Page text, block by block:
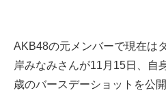
AKB48の元メンバーで現在は
岸みなみさんが11月15日、自
歳のバースデーショットを公